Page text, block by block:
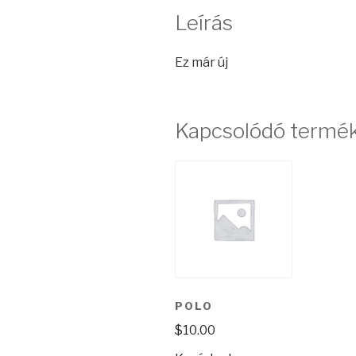
Leírás
Ez már új
Kapcsolódó
POLO
$10.00